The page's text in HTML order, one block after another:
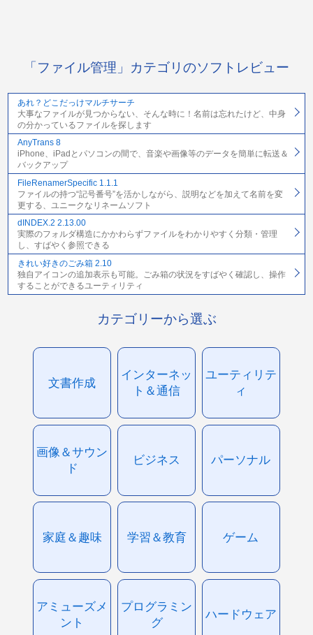
「ファイル管理」カテゴリのソフトレビュー
あれ？どこだっけマルチサーチ
大事なファイルが見つからない、そんな時に！名前は忘れたけど、中身
の分かっているファイルを探します
AnyTrans 8
iPhone、iPadとパソコンの間で、音楽や画像等のデータを簡単に転送＆
バックアップ
FileRenamerSpecific 1.1.1
ファイルの持つ“記号番号”を活かしながら、説明などを加えて名前を変
更する、ユニークなリネームソフト
dINDEX.2 2.13.00
実際のフォルダ構造にかかわらずファイルをわかりやすく分類・管理
し、すばやく参照できる
きれい好きのごみ箱 2.10
独自アイコンの追加表示も可能。ごみ箱の状況をすばやく確認し、操作
することができるユーティリティ
カテゴリーから選ぶ
文書作成
インターネッ
ト＆通信
ユーティリテ
ィ
画像＆サウン
ド
ビジネス パーソナル
家庭＆趣味 学習＆教育 ゲーム
アミューズメ
ント
プログラミン
グ
ハードウェア